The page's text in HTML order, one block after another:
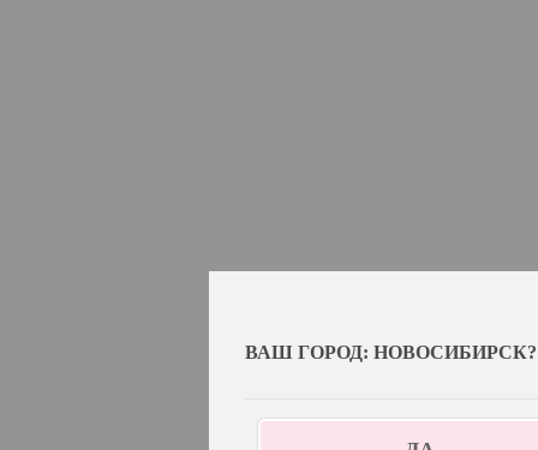
ВАШ ГОРОД: НОВОСИБИРСК?